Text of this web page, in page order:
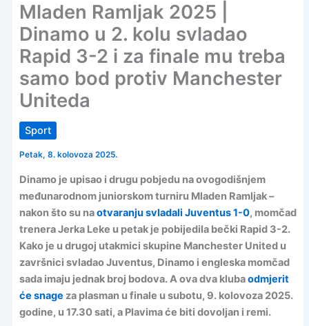
Mladen Ramljak 2025 |
Dinamo u 2. kolu svladao
Rapid 3-2 i za finale mu treba
samo bod protiv Manchester
Uniteda
Sport
Petak, 8. kolovoza 2025.
Dinamo je upisao i drugu pobjedu na ovogodišnjem
međunarodnom juniorskom turniru Mladen Ramljak –
nakon što su naotvaranju svladali Juventus 1-0, momčad
trenera Jerka Leke u petak je pobijedila bečki Rapid 3-2.
Kako je u drugoj utakmici skupine Manchester United u
završnici svladao Juventus, Dinamo i engleska momčad
sada imaju jednak broj bodova. A ova dva klubaodmjerit
će snage za plasman u finale u subotu, 9. kolovoza 2025.
godine, u 17.30 sati, a Plavima će biti dovoljan i remi.